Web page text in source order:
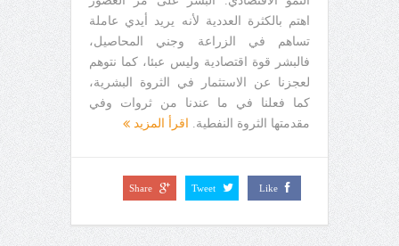
اهتم بالكثرة العددية لأنه يريد أيدي عاملة
تساهم في الزراعة وجني المحاصيل،
فالبشر قوة اقتصادية وليس عبئا، كما نتوهم
لعجزنا عن الاستثمار في الثروة البشرية،
كما فعلنا في ما عندنا من ثروات وفي
مقدمتها الثروة النفطية.
اقرأ المزيد
Like
Tweet
Share